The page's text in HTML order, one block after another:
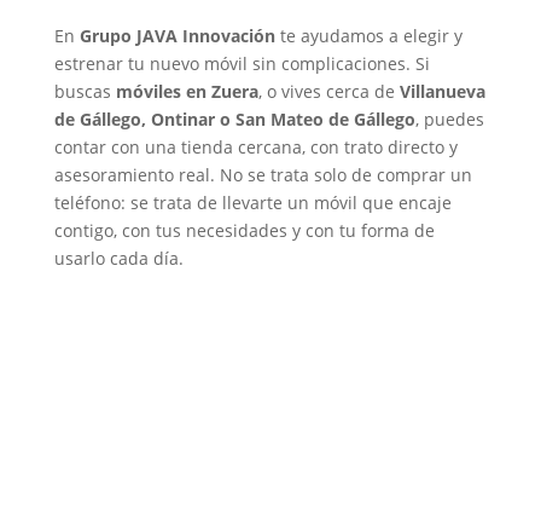
En Grupo JAVA Innovaciónte ayudamos a elegir y
estrenar tu nuevo móvil sin complicaciones. Si
buscas móviles en Zuera, o vives cerca de Villanueva
de Gállego, Ontinar o San Mateo de Gállego, puedes
contar con una tienda cercana, con trato directo y
asesoramiento real. No se trata solo de comprar un
teléfono: se trata de llevarte un móvil que encaje
contigo, con tus necesidades y con tu forma de
usarlo cada día.